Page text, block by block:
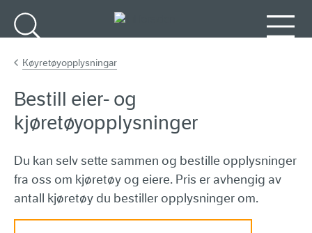
Køyretøyopplysningar
Bestill eier- og
kjøretøyopplysninger
Du kan selv sette sammen og bestille opplysninger
fra oss om kjøretøy og eiere. Pris er avhengig av
antall kjøretøy du bestiller opplysninger om.